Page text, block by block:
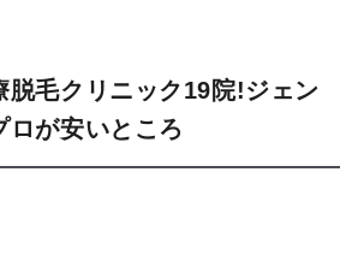
脱毛クリニック19院!ジェン
ロが安いところ